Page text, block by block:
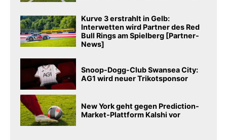
Kurve 3 erstrahlt in Gelb:
Interwetten wird Partner des Red
Bull Rings am Spielberg [Partner-
News]
Snoop-Dogg-Club Swansea City:
AG1 wird neuer Trikotsponsor
New York geht gegen Prediction-
Market-Plattform Kalshi vor